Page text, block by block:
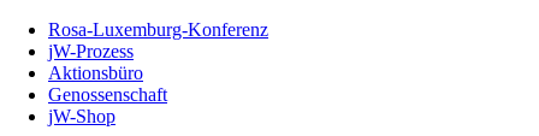
Rosa-Luxemburg-Konferenz
jW-Prozess
Aktionsbüro
Genossenschaft
jW-Shop